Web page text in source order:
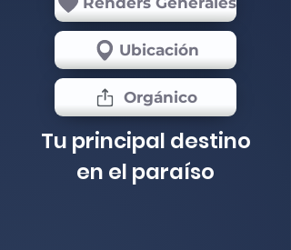
Ubicación
Orgánico
Tu principal destino
en el paraíso